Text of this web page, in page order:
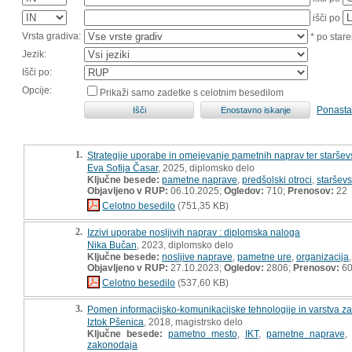
išči po
Vrsta gradiva:
* po
Jezik:
Išči po:
Opcije:
Prikaži samo zadetke s celotnim besedilom
1. Strategije uporabe in omejevanje pametnih naprav ter
Eva Sofija Časar, 2025, diplomsko delo
Ključne besede: pametne naprave predšolski otroci
Objavljeno v RUP: 06.10.2025; Ogledov: 710; Prenosov: 22
Celotno besedilo (751,35 KB)
2. Izzivi uporabe nosljivih naprav : diplomska naloga
Nika Bučan , 2023, diplomsko delo
Ključne besede: nosljive naprave pametne ure organizacija
Objavljeno v RUP: 27.10.2023; Ogledov: 2806; Prenosov: 60
Celotno besedilo (537,60 KB)
3. Pomen informacijsko-komunikacijske tehnologije in varstva
Iztok Pšenica , 2018, magistrsko delo
Ključne besede: pametno mesto, IKT, pametne naprave
zakonodaja